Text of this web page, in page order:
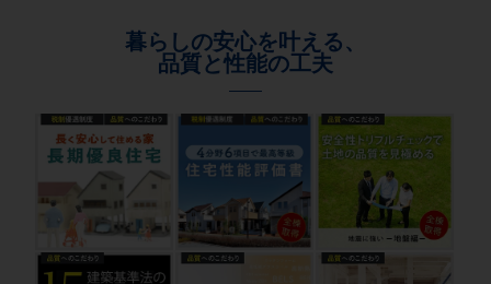
暮らしの安心を叶える、
品質と性能の工夫